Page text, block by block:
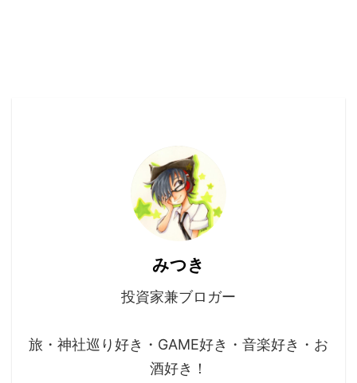
みつき
投資家兼ブロガー
旅・神社巡り好き・GAME好き・音楽好き・お
酒好き！